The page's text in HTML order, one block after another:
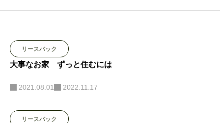
リースバック
大事なお家 ずっと住むには
2021.08.01 2022.11.17
リースバック